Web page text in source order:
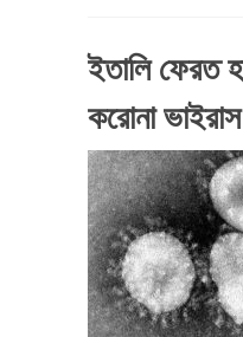
ইতালি ফেরত
করোনা